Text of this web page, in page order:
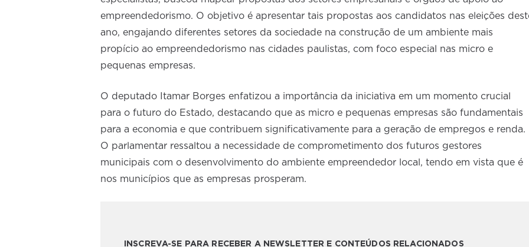
empreendedorismo. O objetivo é apresentar tais propostas aos candidatos nas eleições
ano, engajando diferentes setores da sociedade na construção de um ambiente mais
propício ao empreendedorismo nas cidades paulistas, com foco especial nas micro e
pequenas empresas.
O deputado Itamar Borges enfatizou a importância da iniciativa em um momento crucial
para o futuro do Estado, destacando que as micro e pequenas empresas são fundamentais
para a economia e que contribuem significativamente para a geração de empregos e renda.
O parlamentar ressaltou a necessidade de comprometimento dos futuros gestores
municipais com o desenvolvimento do ambiente empreendedor local, tendo em vista que é
nos municípios que as empresas prosperam.
INSCREVA-SE PARA RECEBER A NEWSLETTER E CONTEÚDOS RELACIONADOS